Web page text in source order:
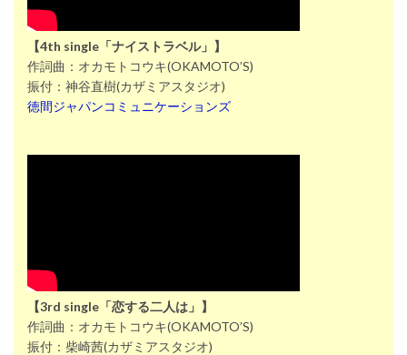
【4th single「ナイストラベル」】
作詞曲：オカモトコウキ(OKAMOTO’S)
振付：神谷直樹(カザミアスタジオ)
徳間ジャパンコミュニケーションズ
【3rd single「恋する二人は」】
作詞曲：オカモトコウキ(OKAMOTO’S)
振付：柴崎茜(カザミアスタジオ)